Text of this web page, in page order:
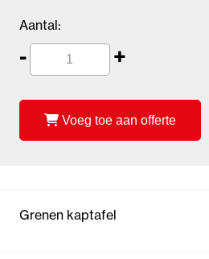
Aantal:
- +
Voeg toe aan offerte
Grenen kaptafel